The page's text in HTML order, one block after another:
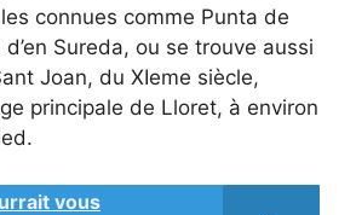
connues comme Punta de
Sureda, ou se trouve aussi
Joan, du XIeme siècle,
principale de Lloret, à environ
vous